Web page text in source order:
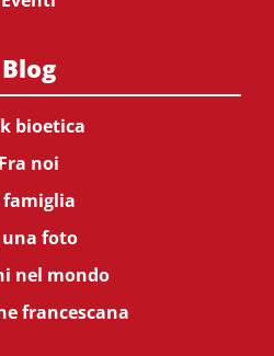
Blog
bioetica
Fra noi
famiglia
foto
nel mondo
francescana